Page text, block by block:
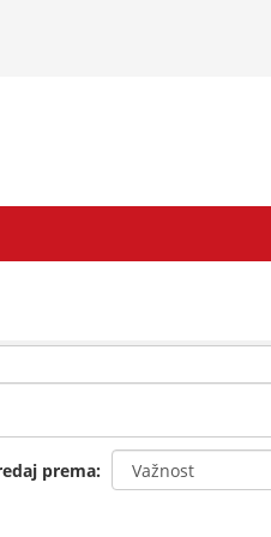
prema